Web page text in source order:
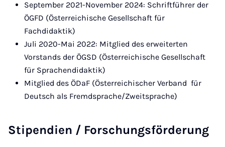
September 2021-November 2024: Schriftführer der
ÖGFD (Österreichische Gesellschaft für
Fachdidaktik)
Juli 2020-Mai 2022: Mitglied des erweiterten
Vorstands der ÖGSD (Österreichische Gesellschaft
für Sprachendidaktik)
Mitglied des ÖDaF (Österreichischer Verband für
Deutsch als Fremdsprache/Zweitsprache)
Stipendien / Forschungsförderung